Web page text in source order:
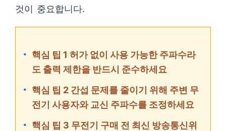
것이 중요합니다.
핵심 팁 1 허가 없이 사용 가능한 주파수라
도 출력 제한을 반드시 준수하세요
핵심 팁 2 간섭 문제를 줄이기 위해 주변 무
전기 사용자와 교신 주파수를 조정하세요
핵심 팁 3 무전기 구매 전 최신 방송통신위